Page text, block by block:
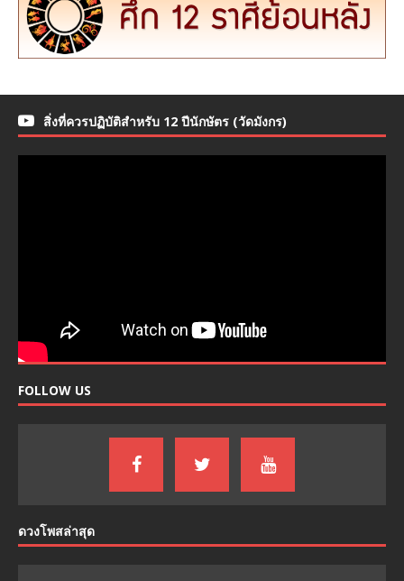
สิ่งที่ควรปฏิบัติสำหรับ 12 ปีนักษัตร (วัดมังกร)
FOLLOW US
ดวงโพสล่าสุด